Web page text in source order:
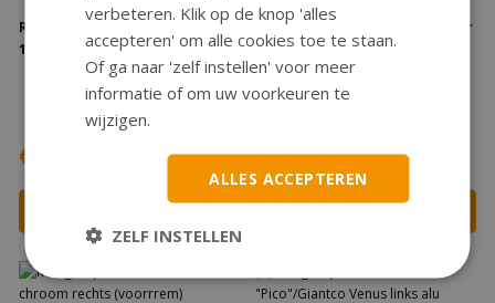
Remgreep China Elegance
12'/Razzo Venice Alu rechts
Op voorraad
Direct Leverbaar
€4,50
Bestellen
Remgreep China Retro scooter
chroom links (achterrem)
Op voorraad
€8,95
Bestellen
verbeteren. Klik op de knop 'alles
accepteren' om alle cookies toe te staan.
Of ga naar 'zelf instellen' voor meer
informatie of om uw voorkeuren te
wijzigen.
ALLES ACCEPTEREN
ZELF INSTELLEN